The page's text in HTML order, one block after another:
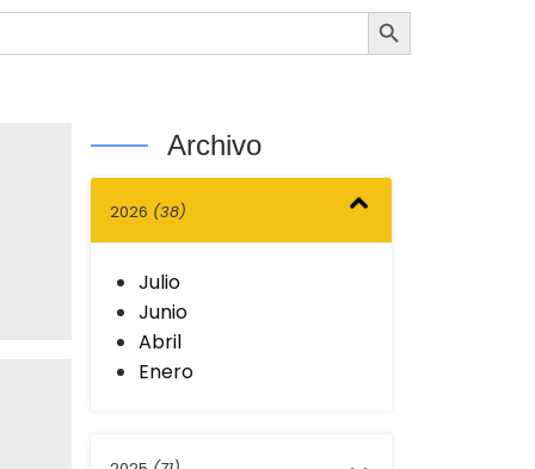
Botón de búsqueda
Archivo
2026 (38)
Julio
Junio
Abril
Enero